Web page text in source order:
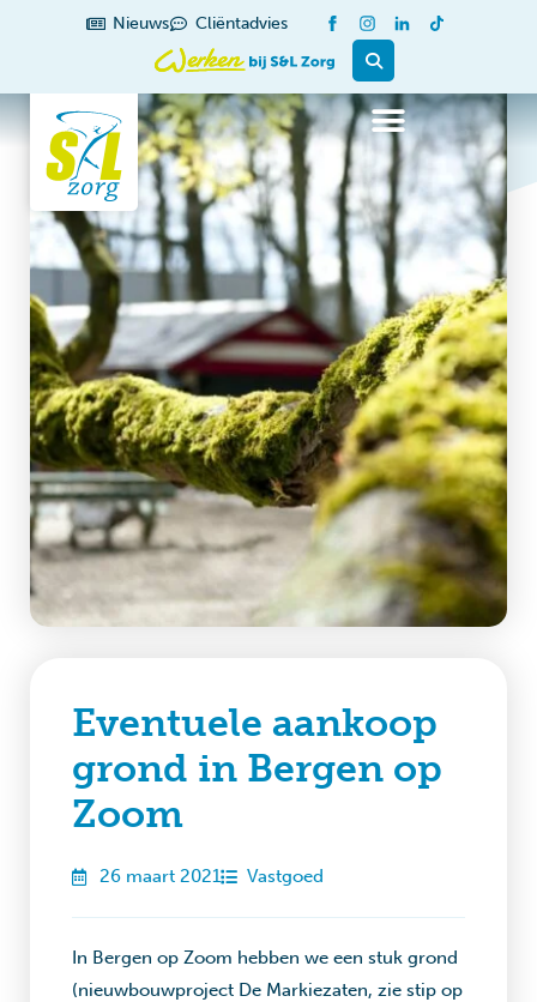
Nieuws Cliëntadvies
Eventuele aankoop
grond in Bergen op
Zoom
26 maart 2021 Vastgoed
In Bergen op Zoom hebben we een stuk grond
(nieuwbouwproject De Markiezaten, zie stip op